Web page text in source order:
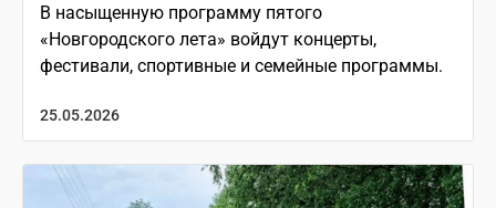
В насыщенную программу пятого
«Новгородского лета» войдут концерты,
фестивали, спортивные и семейные программы.
25.05.2026